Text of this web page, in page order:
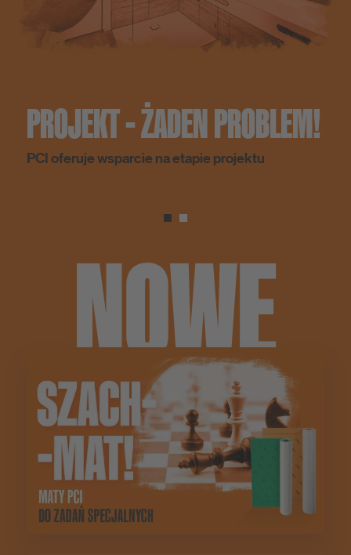
PROJEKT - ŻADEN PROBLEM!
PCI oferuje wsparcie na etapie projektu
NOWE